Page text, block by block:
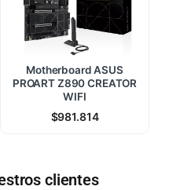
Motherboard ASUS
PROART Z890 CREATOR
WIFI
$981.814
clientes